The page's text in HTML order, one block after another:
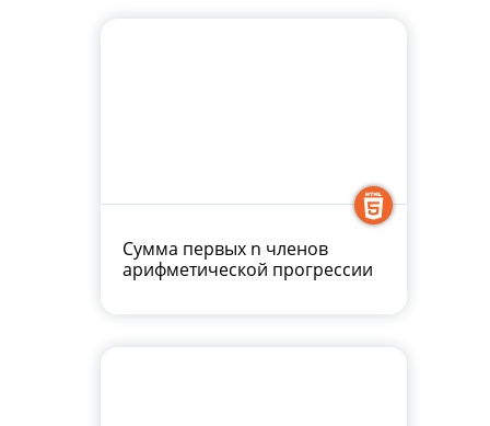
Сумма первых n членов
арифметической прогрессии